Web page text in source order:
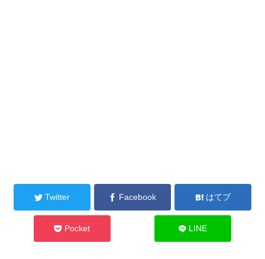
Twitter Facebook はてブ
Pocket LINE